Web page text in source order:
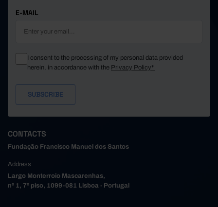
E-MAIL
I consent to the processing of my personal data provided
herein, in accordance with the Privacy Policy*
CONTACTS
Fundação Francisco Manuel dos Santos
Address
Largo Monterroio Mascarenhas,
nº 1, 7º piso, 1099-081 Lisboa - Portugal